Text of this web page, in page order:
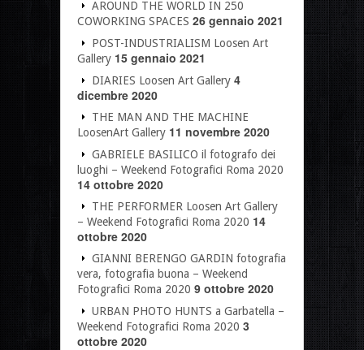
AROUND THE WORLD IN 250
COWORKING SPACES 26 gennaio 2021
POST-INDUSTRIALISM Loosen Art
Gallery 15 gennaio 2021
DIARIES Loosen Art Gallery 4
dicembre 2020
THE MAN AND THE MACHINE
LoosenArt Gallery 11 novembre 2020
GABRIELE BASILICO il fotografo dei
luoghi – Weekend Fotografici Roma 2020
14 ottobre 2020
THE PERFORMER Loosen Art Gallery
– Weekend Fotografici Roma 2020 14
ottobre 2020
GIANNI BERENGO GARDIN fotografia
vera, fotografia buona – Weekend
Fotografici Roma 2020 9 ottobre 2020
URBAN PHOTO HUNTS a Garbatella –
Weekend Fotografici Roma 2020 3
ottobre 2020